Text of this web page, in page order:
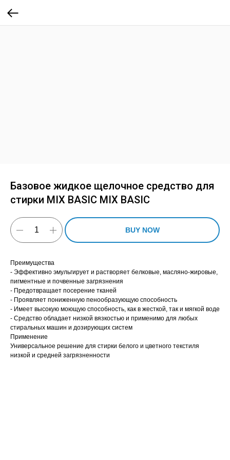
Базовое жидкое щелочное средство для
стирки MIX BASIC MIX BASIC
BUY NOW
Преимущества
- Эффективно эмульгирует и растворяет белковые, масляно-жировые,
пигментные и почвенные загрязнения
- Предотвращает посерение тканей
- Проявляет пониженную пенообразующую способность
- Имеет высокую моющую способность, как в жесткой, так и мягкой воде
- Средство обладает низкой вязкостью и применимо для любых
стиральных машин и дозирующих систем
Применение
Универсальное решение для стирки белого и цветного текстиля
низкой и средней загрязненности